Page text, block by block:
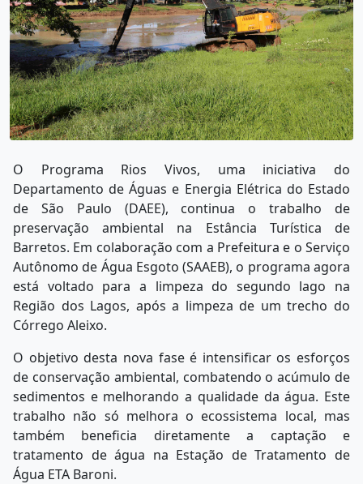
O Programa Rios Vivos, uma iniciativa do
Departamento de Águas e Energia Elétrica do Estado
de São Paulo (DAEE), continua o trabalho de
preservação ambiental na Estância Turística de
Barretos. Em colaboração com a Prefeitura e o Serviço
Autônomo de Água Esgoto (SAAEB), o programa agora
está voltado para a limpeza do segundo lago na
Região dos Lagos, após a limpeza de um trecho do
Córrego Aleixo.
O objetivo desta nova fase é intensificar os esforços
de conservação ambiental, combatendo o acúmulo de
sedimentos e melhorando a qualidade da água. Este
trabalho não só melhora o ecossistema local, mas
também beneficia diretamente a captação e
tratamento de água na Estação de Tratamento de
Água ETA Baroni.